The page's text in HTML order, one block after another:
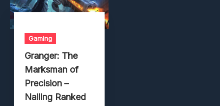
Gaming
Granger: The
Marksman of
Precision –
Nailing Ranked